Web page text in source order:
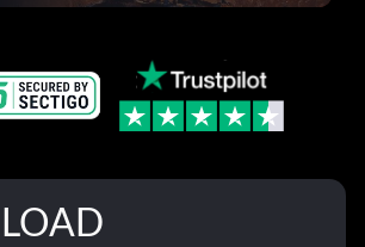
la mise à jour 1.0.4